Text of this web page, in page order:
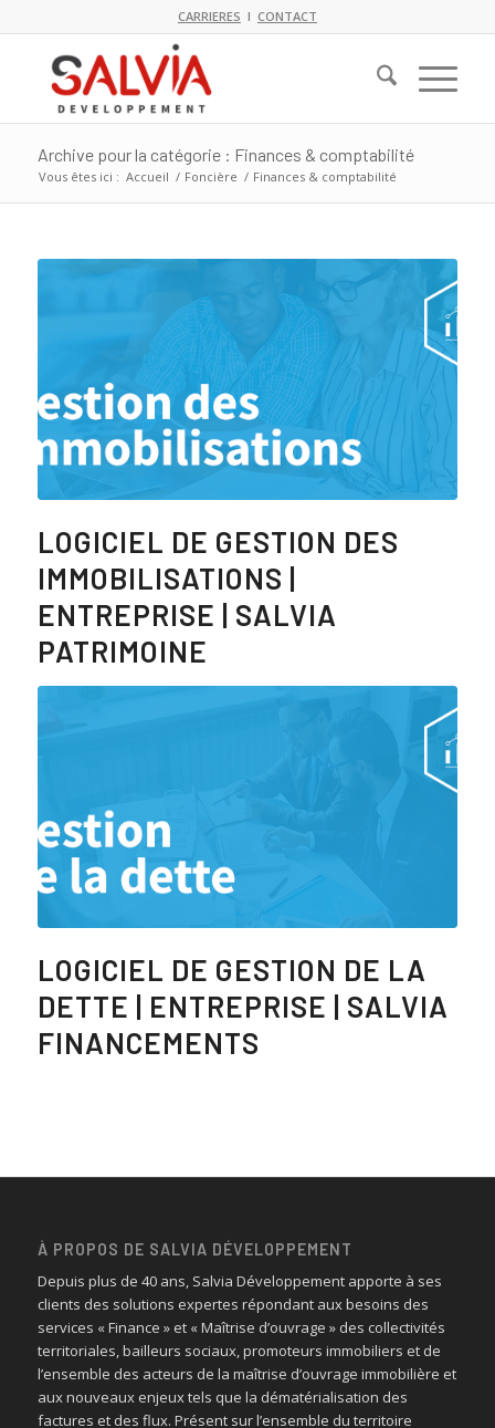
CARRIERES I CONTACT
Archive pour la catégorie : Finances & comptabilité
Vous êtes ici : Accueil / Foncière / Finances & comptabilité
LOGICIEL DE GESTION DES
IMMOBILISATIONS |
ENTREPRISE | SALVIA
PATRIMOINE
LOGICIEL DE GESTION DE LA
DETTE | ENTREPRISE | SALVIA
FINANCEMENTS
À PROPOS DE SALVIA DÉVELOPPEMENT
Depuis plus de 40 ans, Salvia Développement apporte à ses
clients des solutions expertes répondant aux besoins des
services « Finance » et « Maîtrise d’ouvrage » des collectivités
territoriales, bailleurs sociaux, promoteurs immobiliers et de
l’ensemble des acteurs de la maîtrise d’ouvrage immobilière et
aux nouveaux enjeux tels que la dématérialisation des
factures et des flux. Présent sur l’ensemble du territoire